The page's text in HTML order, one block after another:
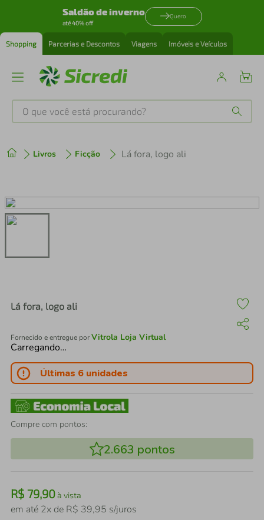
Saldão de inverno
até 40% off
Quero
Shopping Parcerias e Descontos Viagens Imóveis e Veículos
O que você está procurando?
Livros Ficção Lá fora, logo ali
Lá fora, logo ali
Fornecido e entregue porVitrola Loja Virtual
Carregando…
Últimas 6 unidades
Compre com pontos:
2.663 pontos
R$ 79,90à vista
em até 2x de R$ 39,95 s/juros
2º cafeteira